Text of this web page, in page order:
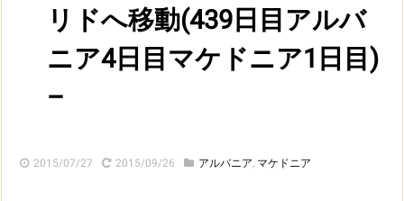
リドへ移動(439日目アルバ
ニア4日目マケドニア1日目)
–
2015/07/27 2015/09/26 アルバニア, マケドニア